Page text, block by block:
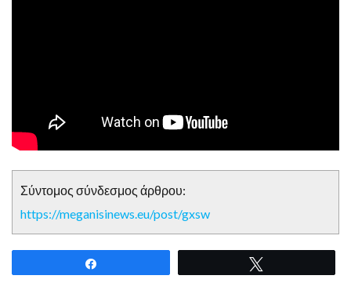
Σύντομος σύνδεσμος άρθρου:
https://meganisinews.eu/post/gxsw